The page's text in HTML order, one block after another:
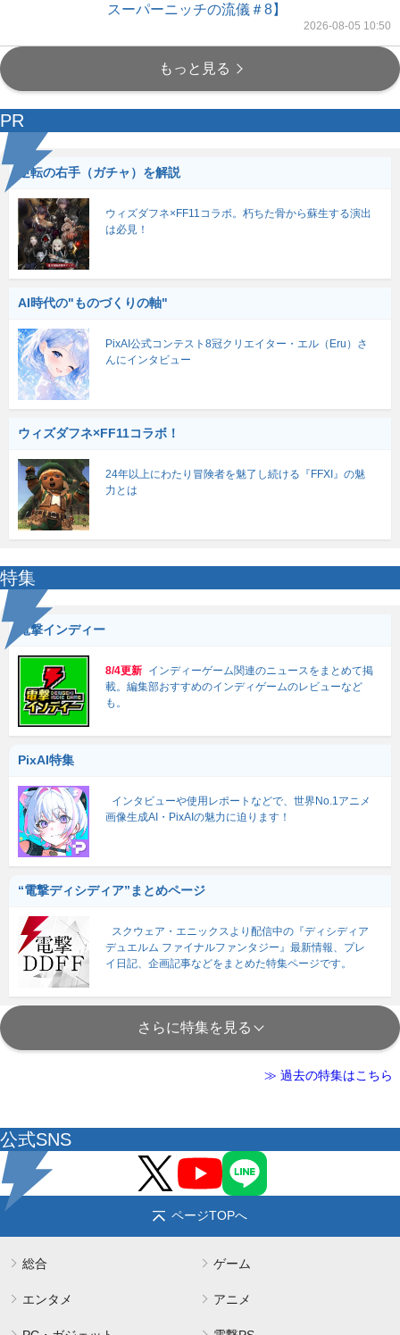
スーパーニッチの流儀＃8】
2026-08-05 10:50
もっと見る
PR
逆転の右手（ガチャ）を解説
ウィズダフネ×FF11コラボ。朽ちた骨から蘇生する演出
は必見！
AI時代の"ものづくりの軸"
PixAI公式コンテスト8冠クリエイター・エル（Eru）さ
んにインタビュー
ウィズダフネ×FF11コラボ！
24年以上にわたり冒険者を魅了し続ける『FFXI』の魅
力とは
特集
電撃インディー
8/4更新 インディーゲーム関連のニュースをまとめて掲
載。編集部おすすめのインディゲームのレビューなど
も。
PixAI特集
インタビューや使用レポートなどで、世界No.1アニメ
画像生成AI・PixAIの魅力に迫ります！
“電撃ディシディア”まとめページ
スクウェア・エニックスより配信中の『ディシディア
デュエルム ファイナルファンタジー』最新情報、プレ
イ日記、企画記事などをまとめた特集ページです。
さらに特集を見る
≫ 過去の特集はこちら
公式SNS
ページTOPへ
総合 ゲーム
エンタメ アニメ